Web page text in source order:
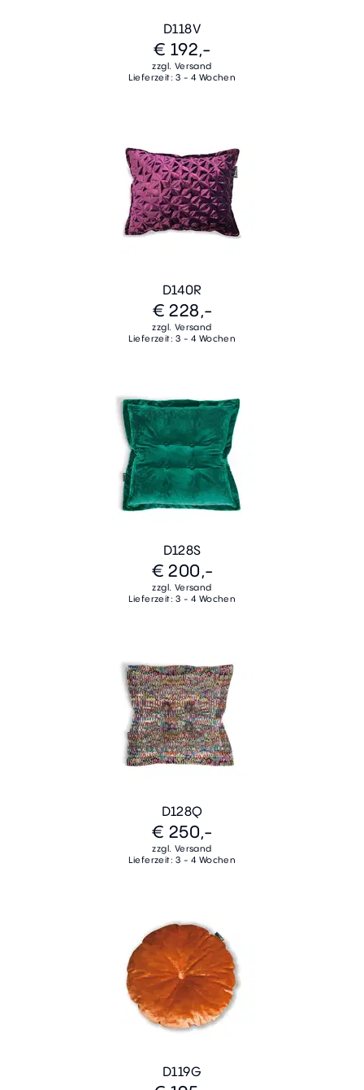
D118V
€ 192,-
zzgl. Versand
Lieferzeit: 3 - 4 Wochen
D140R
€ 228,-
zzgl. Versand
Lieferzeit: 3 - 4 Wochen
D128S
€ 200,-
zzgl. Versand
Lieferzeit: 3 - 4 Wochen
D128Q
€ 250,-
zzgl. Versand
Lieferzeit: 3 - 4 Wochen
D119G